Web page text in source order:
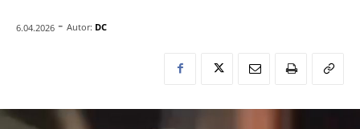
6.04.2026 - Autor: DC